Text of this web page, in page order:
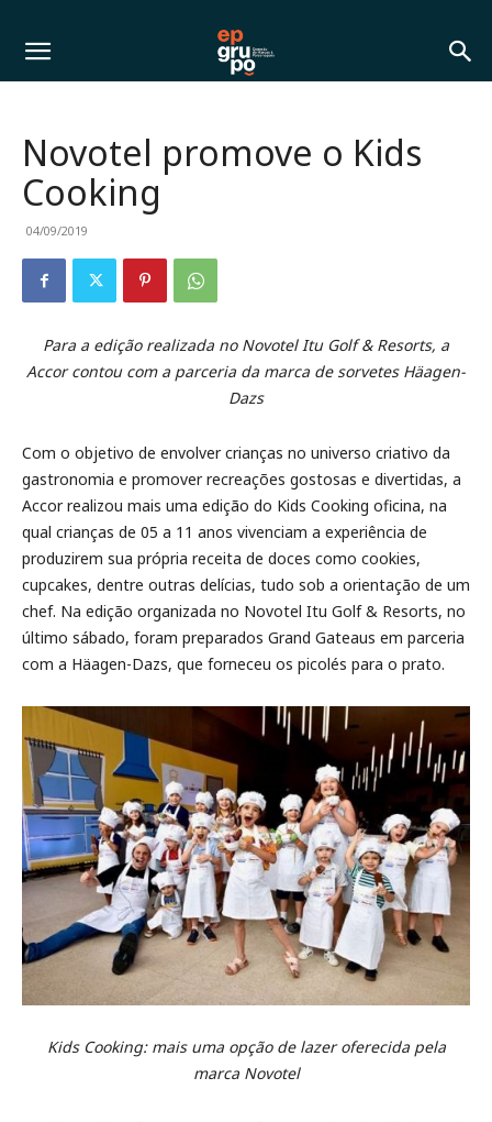
Novotel promove o Kids
Cooking
04/09/2019
Para a edição realizada no Novotel Itu Golf & Resorts, a
Accor contou com a parceria da marca de sorvetes Häagen-
Dazs
Com o objetivo de envolver crianças no universo criativo da
gastronomia e promover recreações gostosas e divertidas, a
Accor realizou mais uma edição do Kids Cooking oficina, na
qual crianças de 05 a 11 anos vivenciam a experiência de
produzirem sua própria receita de doces como cookies,
cupcakes, dentre outras delícias, tudo sob a orientação de um
chef. Na edição organizada no Novotel Itu Golf & Resorts, no
último sábado, foram preparados Grand Gateaus em parceria
com a Häagen-Dazs, que forneceu os picolés para o prato.
Kids Cooking: mais uma opção de lazer oferecida pela
marca Novotel